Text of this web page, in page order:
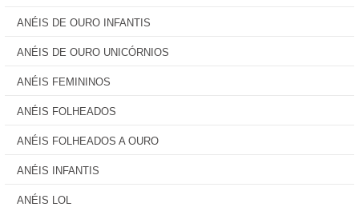
ANÉIS DE OURO INFANTIS
ANÉIS DE OURO UNICÓRNIOS
ANÉIS FEMININOS
ANÉIS FOLHEADOS
ANÉIS FOLHEADOS A OURO
ANÉIS INFANTIS
ANÉIS LOL